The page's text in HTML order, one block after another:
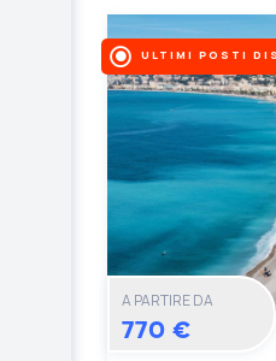
ULTIMI POSTI
A PARTIRE DA
770 €